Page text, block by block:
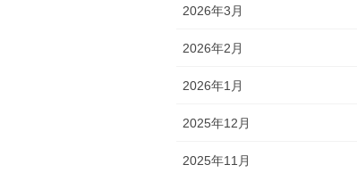
2026年3月
2026年2月
2026年1月
2025年12月
2025年11月